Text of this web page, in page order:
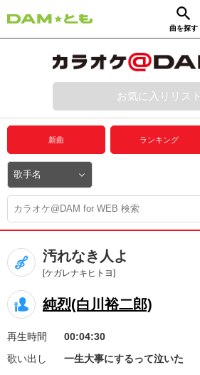
曲を探す
動画からさがす
ログイン
プレミアムサービス
DAM★とも動画
DAM★とも録音
カラオケ＠DAM
ユーザー検索
キャンペーン
お知らせ よくあるご質問
お気に入りリスト
新曲 ランキング
汚れなき人よ
[ケガレナキヒトヨ]
純烈(白川裕二郎)
再生時間
00:04:30
歌い出し
一生大事にするって泣いた